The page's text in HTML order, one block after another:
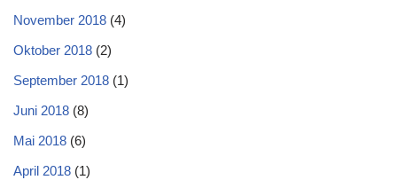
November 2018 (4)
Oktober 2018 (2)
September 2018 (1)
Juni 2018 (8)
Mai 2018 (6)
April 2018 (1)